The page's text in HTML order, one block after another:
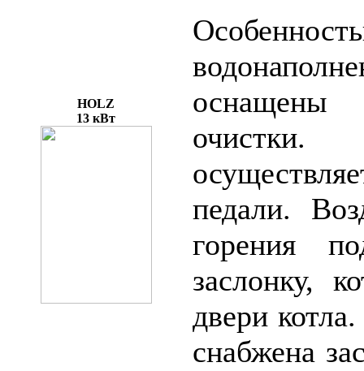
HOLZ
13 кВт
оснащены
педали.
горения
заслонку,
двери
снабжена